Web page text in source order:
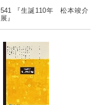
541 『生誕110年 松本竣介
展』